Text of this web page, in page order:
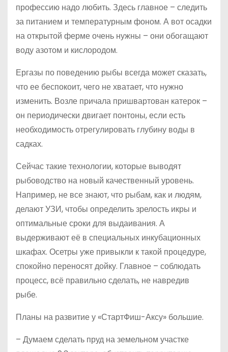
профессию надо любить. Здесь главное – следить
за питанием и температурным фоном. А вот осадки
на открытой ферме очень нужны – они обогащают
воду азотом и кислородом.
Ергазы по поведению рыбы всегда может сказать,
что ее беспокоит, чего не хватает, что нужно
изменить. Возле причала пришвартован катерок –
он периодически двигает понтоны, если есть
необходимость отрегулировать глубину воды в
садках.
Сейчас такие технологии, которые выводят
рыбоводство на новый качественный уровень.
Например, не все знают, что рыбам, как и людям,
делают УЗИ, чтобы определить зрелость икры и
оптимальные сроки для выдаивания. А
выдерживают её в специальных инкубационных
шкафах. Осетры уже привыкли к такой процедуре,
спокойно переносят дойку. Главное – соблюдать
процесс, всё правильно сделать, не навредив
рыбе.
Планы на развитие у «СтартФиш-Аксу» большие.
– Думаем сделать пруд на земельном участке